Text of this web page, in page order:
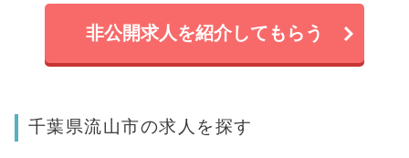
非公開求人を紹介してもらう
千葉県流山市の求人を探す